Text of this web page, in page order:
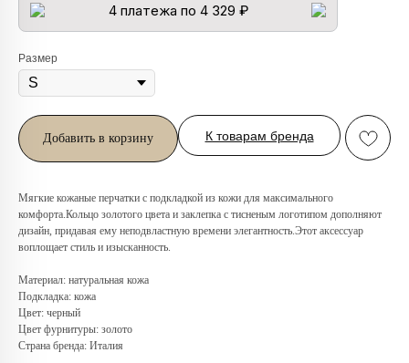
4 платежа по 4 329 ₽
Размер
Добавить в корзину К товарам бренда
Мягкие кожаные перчатки с подкладкой из кожи для максимального
комфорта.Кольцо золотого цвета и заклепка с тисненым логотипом дополняют
дизайн, придавая ему неподвластную времени элегантность.Этот аксессуар
воплощает стиль и изысканность.
Материал: натуральная кожа
Подкладка: кожа
Цвет: черный
Цвет фурнитуры: золото
Страна бренда: Италия
Любую вещь можно
примерить в нашем бутике
в ТРЦ «Афимолл»
Адрес:
д.2, ТРЦ «Афимолл», 1 этаж
Телефон: +7 (966) 019-41-76